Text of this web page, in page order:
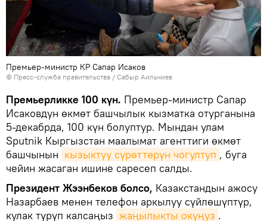
Премьер-министр КР Сапар Исаков
© Пресс-служба правительства / Сабыр Аильчиев
Премьерликке 100 күн. Премьер-министр Сапар
Исаковдун өкмөт башчылык кызматка отурганына
5-декабрда, 100 күн болуптур. Мындан улам
Sputnik Кыргызстан маалымат агенттиги өкмөт
башчынын кызыктуу сүрөттөрүн чогултуп , буга
чейин жасаган ишине саресеп салды.
Президент Жээнбеков болсо, Казакстандын ажосу
Назарбаев менен телефон аркылуу сүйлөшүптүр,
кулак түрүп калсаңыз жаңылыкты окуңуз .